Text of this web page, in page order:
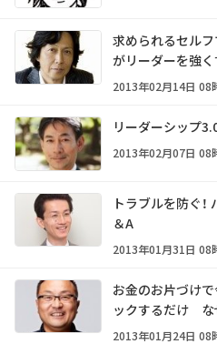
求められるセル
がリーダーを強く
2013年02月14日 08
リーダーシップ
2013年02月07日 08
トラブルを防ぐ！
＆A
2013年01月31日 08
お金のお片づけ
ックするだけ な
2013年01月24日 08